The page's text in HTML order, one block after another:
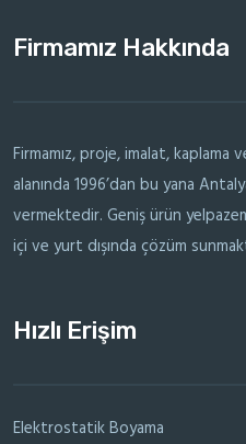
Firmamız Hakkında
Firmamız, proje, imalat,
alanında 1996’dan bu yana
vermektedir. Geniş ürün
içi ve yurt dışında çözüm
Hızlı Erişim
Elektrostatik Boyama